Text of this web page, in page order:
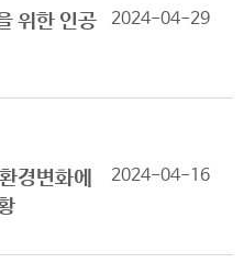
위한 인공
2024-04-29
경변화에
2024-04-16